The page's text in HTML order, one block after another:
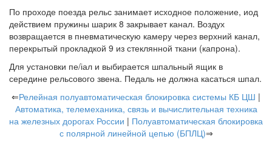
По проходе поезда рельс занимает исходное положение, иод
действием пружины шарик 8 закрывает канал. Воздух
возвращается в пневматическую камеру через верхний канал,
перекрытый прокладкой 9 из стеклянной ткани (капрона).
Для установки пе/іал и выбирается шпальный ящик в
середине рельсового звена. Педаль не должна касаться шпал.
⇐Релейная полуавтоматическая блокировка системы КБ ЦШ |
Автоматика, телемеханика, связь и вычислительная техника
на железных дорогах России | Полуавтоматическая блокировка
с полярной линейной цепью (БПЛЦ)⇒